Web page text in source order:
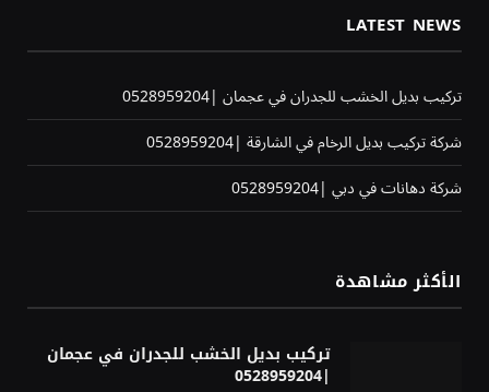
LATEST NEWS
تركيب بديل الخشب للجدران في عجمان |0528959204
شركة تركيب بديل الرخام في الشارقة |0528959204
شركة دهانات في دبي |0528959204
الأكثر مشاهدة
تركيب بديل الخشب للجدران في عجمان
|0528959204